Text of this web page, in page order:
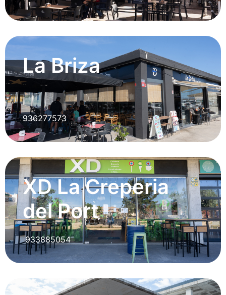
La Briza
936277573
XD La Creperia
del Port
933885054